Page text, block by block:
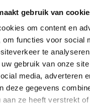
gebruik van
om content en
om functies voor social
te
gebruik van onze
media, adverteren
deze gegevens
aan ze heeft verstrekt
In